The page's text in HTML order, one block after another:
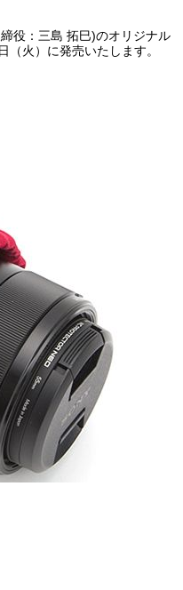
役：三島 拓巳)のオリジナル
火）に発売いたします。